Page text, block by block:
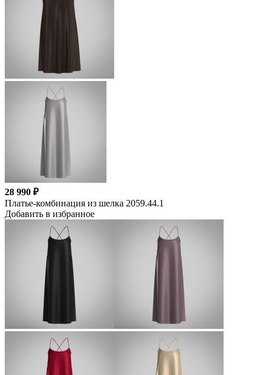
28 990 ₽
Платье-комбинация из шелка 2059.44.1
Добавить в избранное